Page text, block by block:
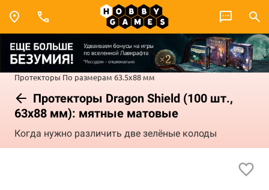
Протекторы По размерам 63.5x88 мм
Протекторы Dragon Shield (100 шт.,
63х88 мм): мятные матовые
Когда нужно различить две зелёные колоды